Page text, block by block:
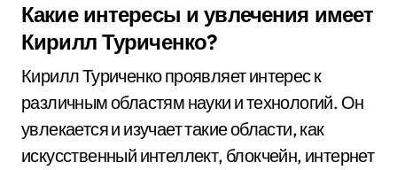
Какие интересы и увлечения имеет
Кирилл Туриченко?
Кирилл Туриченко проявляет интерес к
различным областям науки и технологий. Он
увлекается и изучает такие области, как
искусственный интеллект, блокчейн, интернет